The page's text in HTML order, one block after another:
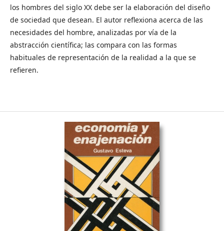
los hombres del siglo XX debe ser la elaboración del diseño
de sociedad que desean. El autor reflexiona acerca de las
necesidades del hombre, analizadas por vía de la
abstracción científica; las compara con las formas
habituales de representación de la realidad a la que se
refieren.